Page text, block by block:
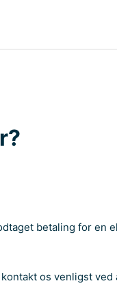
betaling for en
os venligst ved